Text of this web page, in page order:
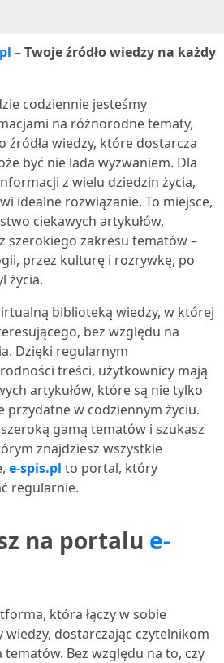
– Twoje źródło wiedzy na każdy
codziennie jesteśmy
na różnorodne tematy,
źródła wiedzy, które dostarcza
być nie lada wyzwaniem. Dla
z wielu dziedzin życia,
idealne rozwiązanie. To miejsce,
ciekawych artykułów,
szerokiego zakresu tematów –
przez kulturę i rozrywkę, po
życia.
biblioteką wiedzy, w której
bez względu na
Dzięki regularnym
treści, użytkownicy mają
artykułów, które są nie tylko
przydatne w codziennym życiu.
gamą tematów i szukasz
znajdziesz wszystkie
e-spis.pl to portal, który
regularnie.
na portalu e-
która łączy w sobie
dostarczając czytelnikom
Bez względu na to, czy